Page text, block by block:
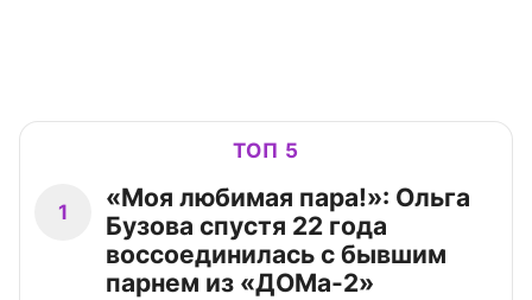
ТОП 5
1
«Моя любимая пара!»: Ольга
Бузова спустя 22 года
воссоединилась с бывшим
парнем из «ДОМа-2»